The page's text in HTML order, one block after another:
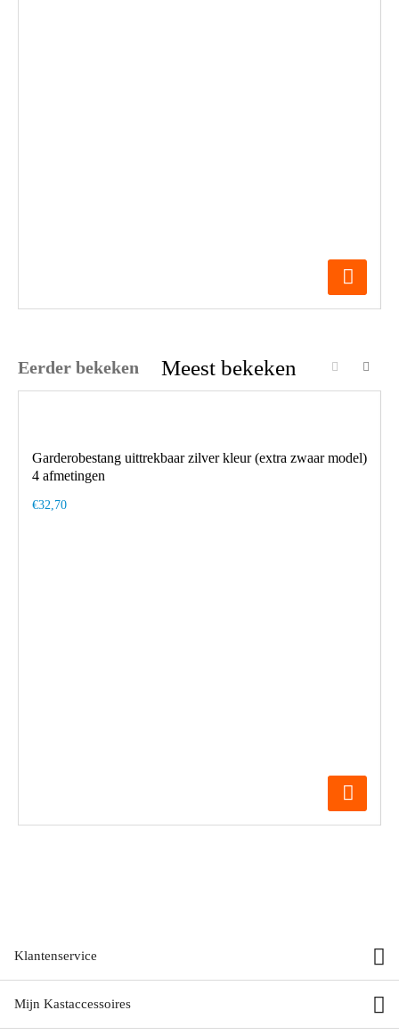
Eerder bekeken Meest bekeken
Garderobestang uittrekbaar zilver kleur (extra zwaar model)
4 afmetingen
€32,70
Klantenservice
Mijn Kastaccessoires